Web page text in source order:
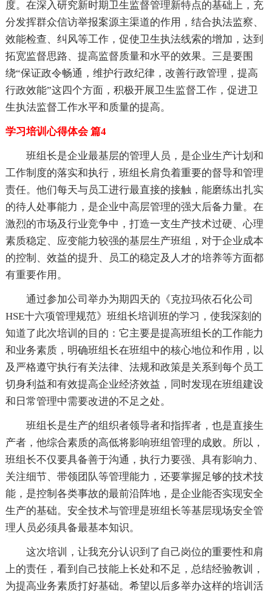
度。在深入研究新时期卫生监督管理新特点的基础上，充
分发挥群众信访举报案源主渠道的作用，结合执法监察、
效能检查、纠风等工作，促使卫生执法线索的增加，达到
拓宽监督思路、提高监督质量和水平的效果。三是要围
绕“保证政令畅通，维护行政纪律，改善行政管理，提高
行政效能”这四个方面，积极开展卫生监督工作，促进卫
生执法监督工作水平和质量的提高。
学习培训心得体会 篇4
班组长是企业最基层的管理人员，是企业生产计划和
工作制度的落实和执行，班组长肩负着重要的督导和管理
责任。他们每天与员工进行最直接的接触，能磨练出扎实
的待人处事能力，是企业中高层管理的强大后备力量。在
激烈的市场及行业竞争中，打造一支生产技术过硬、心理
素质稳定、应变能力较强的基层生产班组，对于企业成本
的控制、效益的提升、员工的稳定及人才的培养等方面都
有重要作用。
通过参加公司举办为期四天的《克拉玛依石化公司
HSE十六项管理规范》班组长培训班的学习，使我深刻的
知道了此次培训的目的：它主要是提高班组长的工作能力
和业务素质，明确班组长在班组中的核心地位和作用，以
及严格遵守执行有关法律、法规和政策是关系到每个员工
切身利益和有效提高企业经济效益，同时发现在班组建设
和日常管理中需要改进的不足之处。
班组长是生产的组织者领导者和指挥者，也是直接生
产者，他综合素质的高低将影响班组管理的成败。所以，
班组长不仅要具备善于沟通，执行力要强、具有影响力、
关注细节、带领团队等管理能力，还要掌握足够的技术技
能，是控制各类事故的最前沿阵地，是企业能否实现安全
生产的基础。安全技术与管理是班组长等基层现场安全管
理人员必须具备最基本知识。
这次培训，让我充分认识到了自己岗位的重要性和肩
上的责任，看到自己技能上长处和不足，总结经验教训，
为提高业务素质打好基础。希望以后多举办这样的培训活